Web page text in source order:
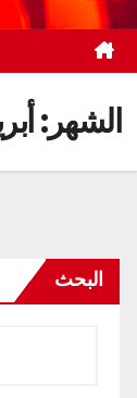
الشهر:
البحث